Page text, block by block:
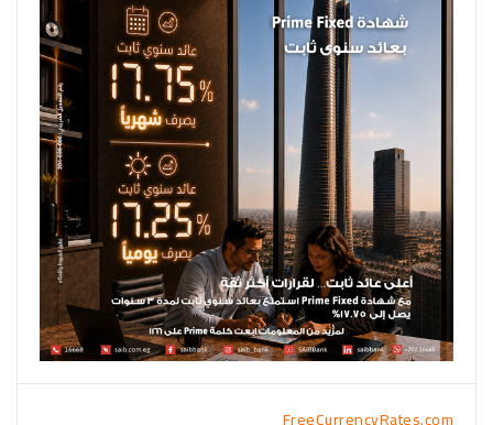
FreeCurrencyRates.com